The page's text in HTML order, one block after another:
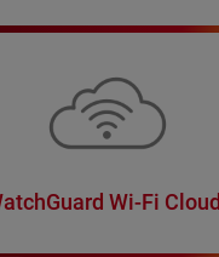
Wi-Fi Cloud